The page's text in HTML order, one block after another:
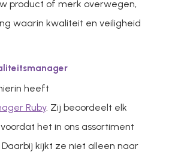
product of merk overwegen,
waarin kwaliteit en veiligheid
heeft
Ruby. Zij beoordeelt elk
het in ons assortiment
kijkt ze niet alleen naar